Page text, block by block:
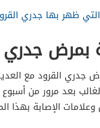
ظهر بها جدري
بمرض جدري
جدري القرود مع
بعد مرور من
الإصابة بهذا